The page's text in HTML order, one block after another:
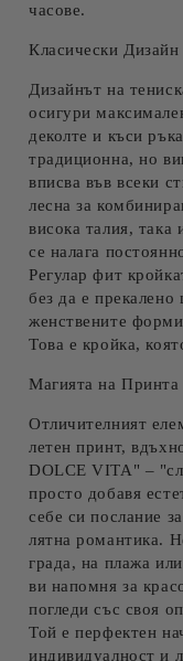
часове.
Класически
Дизайнът на
осигури
деколте и къси
традиционна, но
вписва във всеки
лесна за
висока талия, така
се налага
Регулар фит
без да е
женствените
Това е кройка,
Магията на
Отличителният
летен принт,
DOLCE VITA" –
просто добавя
себе си послание
лятна романтика.
града, на плажа
ви напомня за
погледи със своя
Той е перфектен
индивидуалност и